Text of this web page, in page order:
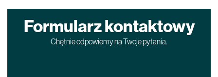
Formularz kontaktowy
Chętnie odpowiemy na Twoje pytania.